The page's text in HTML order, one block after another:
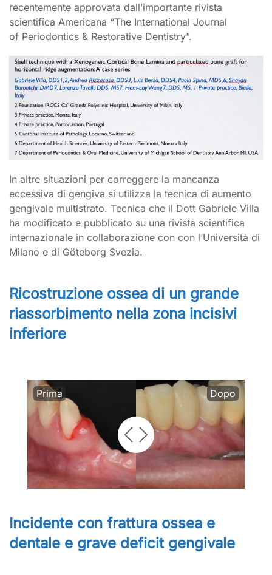
recentemente approvata dall’importante rivista
scientifica Americana “The International Journal
of Periodontics & Restorative Dentistry”.
In altre situazioni per correggere la mancanza
eccessiva di gengiva si utilizza la tecnica di aumento
gengivale multistrato. Tecnica che il Dott Gabriele Villa
ha modificato e pubblicato su una rivista scientifica
internazionale in collaborazione con con l’Università di
Milano e di Göteborg Svezia.
Ricostruzione ossea di un grande
riassorbimento nella zona incisivi
inferiore
Dopo
Prima
Incidente con frattura ossea e
dentale e grave deficit gengivale